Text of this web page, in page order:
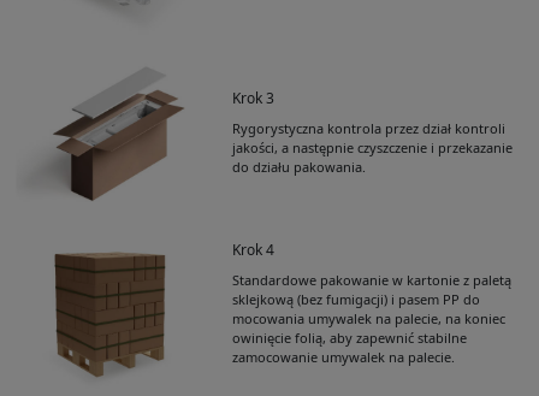
Krok 3
Rygorystyczna kontrola przez dział kontroli
jakości, a następnie czyszczenie i przekazanie
do działu pakowania.
Krok 4
Standardowe pakowanie w kartonie z paletą
sklejkową (bez fumigacji) i pasem PP do
mocowania umywalek na palecie, na koniec
owinięcie folią, aby zapewnić stabilne
zamocowanie umywalek na palecie.
Get Catalogue
Please leave your contact information,the